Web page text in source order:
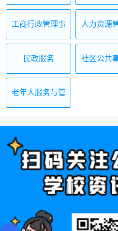
工商行政管理事
人力资源
民政服务
社区公共
老年人服务与管